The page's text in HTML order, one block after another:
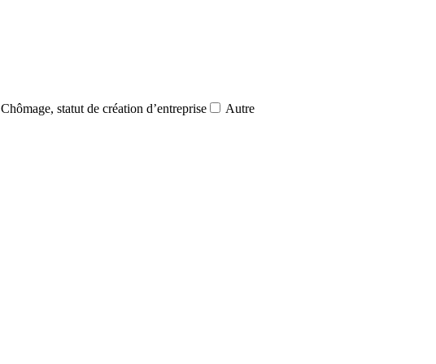
Chômage, statut de création d’entreprise
Autre